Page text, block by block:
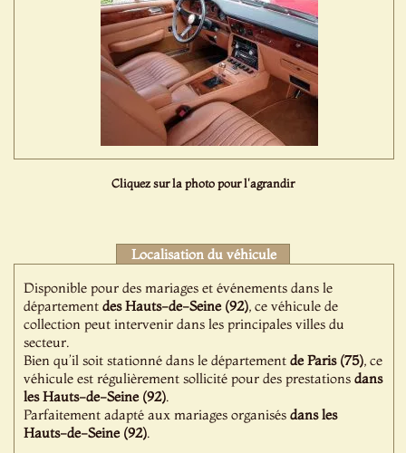
Cliquez sur la photo pour l'agrandir
Localisation du véhicule
Disponible pour des mariages et événements dans le
départementdes Hauts-de-Seine (92), ce véhicule de
collection peut intervenir dans les principales villes du
secteur.
Bien qu’il soit stationné dans le départementde Paris (75), ce
véhicule est régulièrement sollicité pour des prestationsdans
les Hauts-de-Seine (92).
Parfaitement adapté aux mariages organisésdans les
Hauts-de-Seine (92).